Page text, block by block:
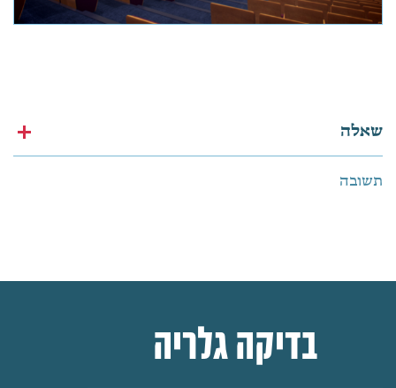
שאלה
תשובה
בדיקה גלריה